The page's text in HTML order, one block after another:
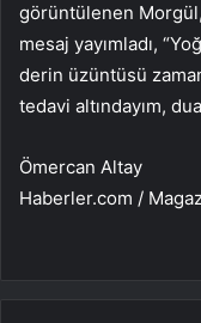
görüntülenen
mesaj yayımladı,
derin üzüntüsü
tedavi altındayım,
Ömercan Altay
Haberler.com /